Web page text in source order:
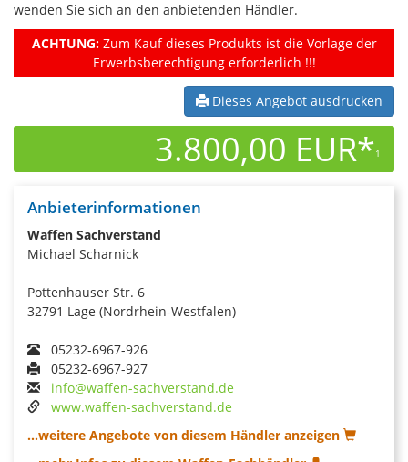
wenden Sie sich an den anbietenden Händler.
ACHTUNG:Zum Kauf dieses Produkts ist die Vorlage der
Erwerbsberechtigung erforderlich !!!
Dieses Angebot ausdrucken
3.800,00 EUR*1
Anbieterinformationen
Waffen Sachverstand
Michael Scharnick
Pottenhauser Str. 6
32791 Lage (Nordrhein-Westfalen)
05232-6967-926
05232-6967-927
info@waffen-sachverstand.de
www.waffen-sachverstand.de
...weitere Angebote von diesem Händler anzeigen